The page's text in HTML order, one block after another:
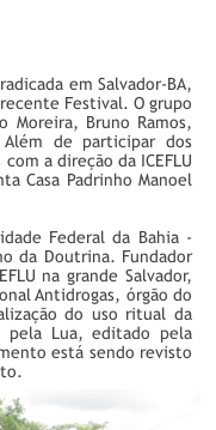
em Salvador-BA,
Festival. O grupo
Moreira, Bruno Ramos,
Além de participar dos
a direção da ICEFLU
Casa Padrinho Manoel
Federal da Bahia -
da Doutrina. Fundador
na grande Salvador,
Antidrogas, órgão do
do uso ritual da
pela Lua, editado pela
está sendo revisto